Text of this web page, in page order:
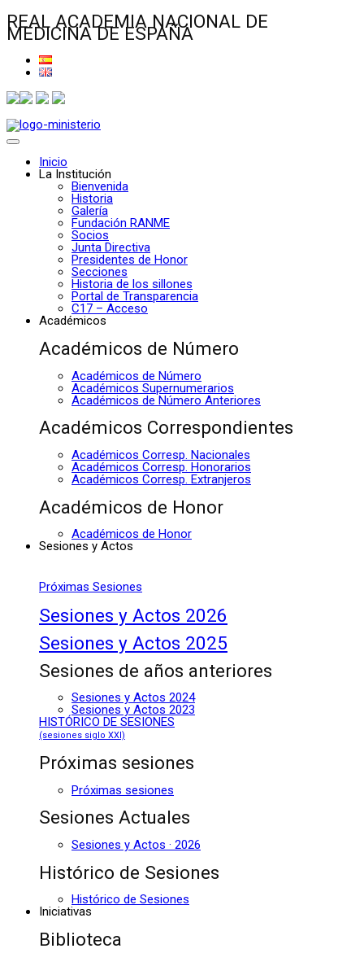
REAL ACADEMIA NACIONAL DE
MEDICINA DE ESPAÑA
Inicio
La Institución
Bienvenida
Historia
Galería
Fundación RANME
Socios
Junta Directiva
Presidentes de Honor
Secciones
Historia de los sillones
Portal de Transparencia
C17 – Acceso
Académicos
Académicos de Número
Académicos de Número
Académicos Supernumerarios
Académicos de Número Anteriores
Académicos Correspondientes
Académicos Corresp. Nacionales
Académicos Corresp. Honorarios
Académicos Corresp. Extranjeros
Académicos de Honor
Académicos de Honor
Sesiones y Actos
Próximas Sesiones
Sesiones y Actos 2026
Sesiones y Actos 2025
Sesiones de años anteriores
Sesiones y Actos 2024
Sesiones y Actos 2023
HISTÓRICO DE SESIONES
(sesiones siglo XXI)
Próximas sesiones
Próximas sesiones
Sesiones Actuales
Sesiones y Actos · 2026
Histórico de Sesiones
Histórico de Sesiones
Iniciativas
Biblioteca